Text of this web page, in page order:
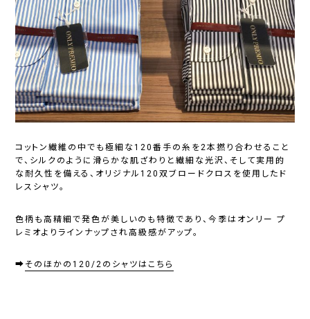
コットン繊維の中でも極細な120番手の糸を2本撚り合わせること
で、シルクのように滑らかな肌ざわりと繊細な光沢、そして実用的
な耐久性を備える、オリジナル120双ブロードクロスを使用したド
レスシャツ。
色柄も高精細で発色が美しいのも特徴であり、今季はオンリー プ
レミオよりラインナップされ高級感がアップ。
➡ そのほかの120/2のシャツはこちら